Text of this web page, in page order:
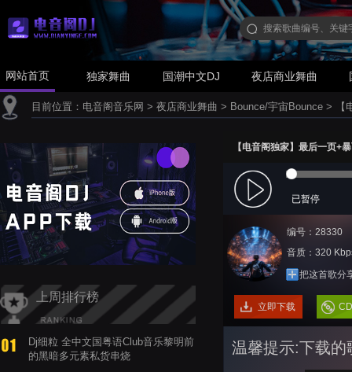
网站首页 独家舞曲 国潮中文DJ 夜店商业舞曲
目前位置： 电音阁音乐网 > 夜店商业舞曲 > Bounce/宇宙Bounce >
上周排行榜
Dj细粒 全中文国粤语Club音乐黎明前
的黑暗多元素私货串烧
【电音阁独家】最后一页+
已暂停
编号：28330
音质：320
把这首歌分
立即下载
温馨提示:下载的